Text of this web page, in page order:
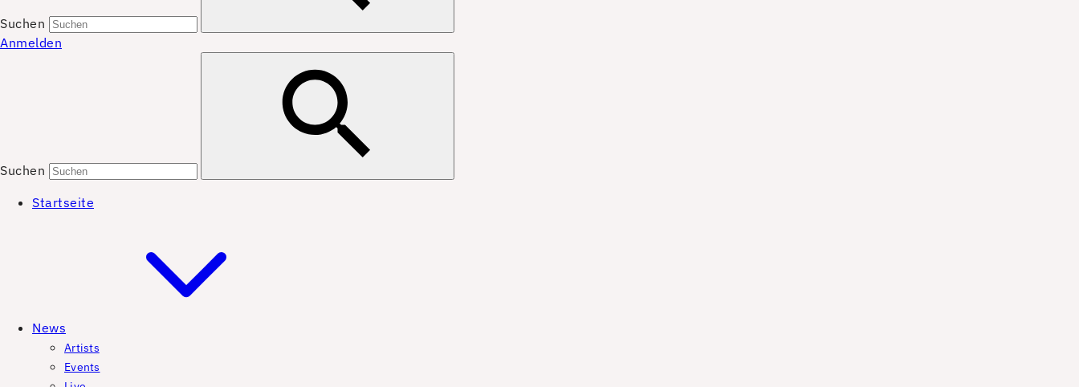
Suchen
Anmelden
Suchen
Startseite
News
Artists
Events